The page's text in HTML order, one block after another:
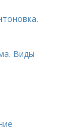
Виды